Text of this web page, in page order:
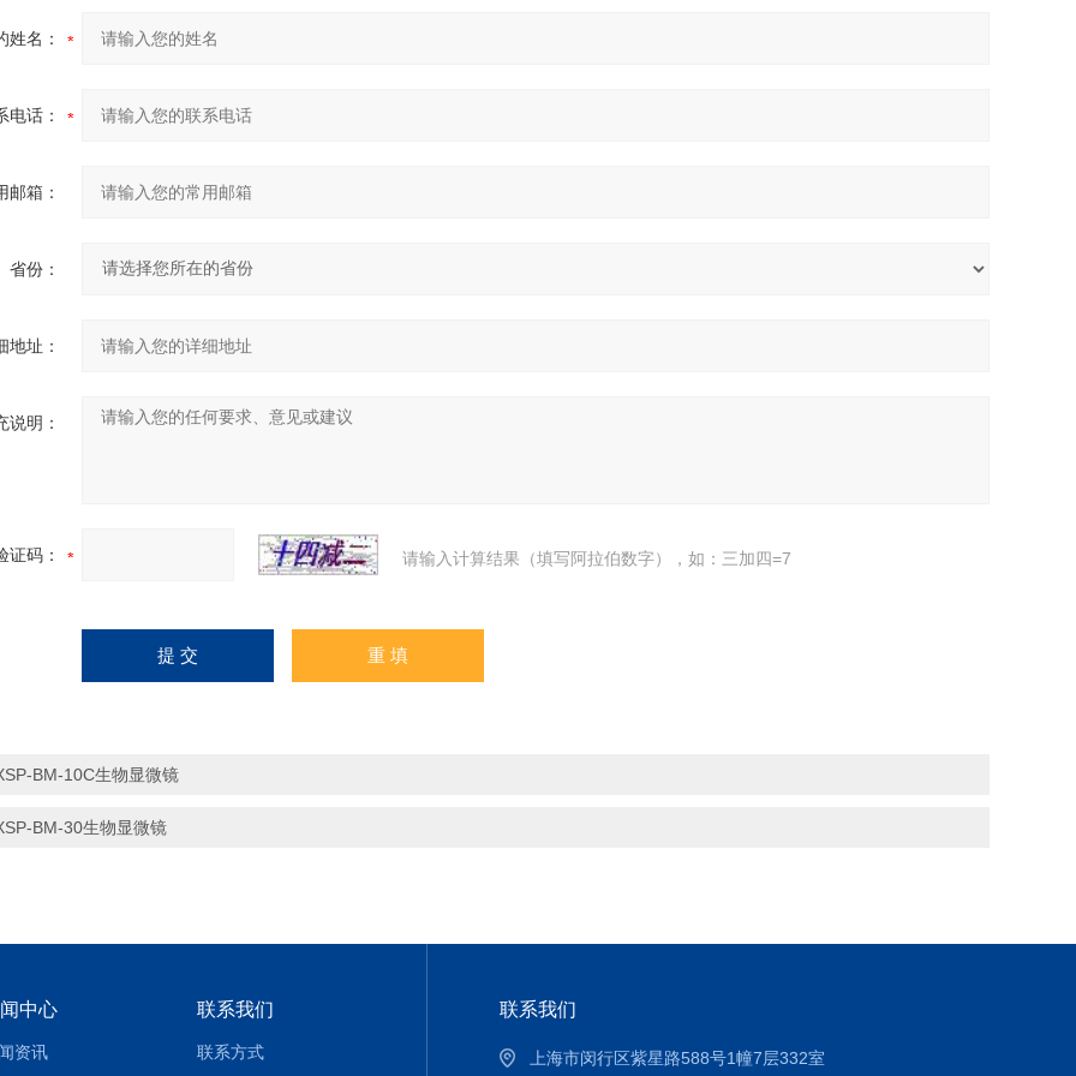
姓名：
电话：
邮箱：
省份：
地址：
说明：
证码： 请输入计算结果（填写阿拉伯数字），如：三加四=7
BM-10C生物显微镜
BM-30生物显微镜
中心
资讯
联系我们
联系方式
联系我们
上海市闵行区紫星路588号1幢7层332室